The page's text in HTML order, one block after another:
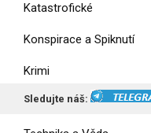
Katastrofické
Konspirace a Spiknutí
Krimi
Myšlení
Sledujte náš: